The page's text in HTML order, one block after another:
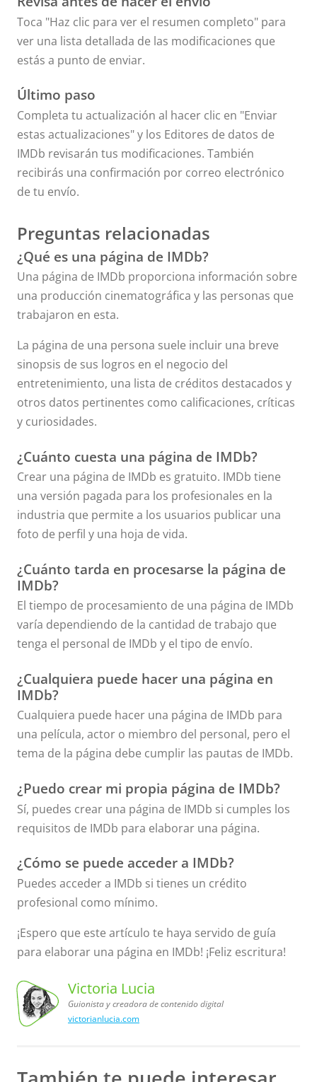
Toca "Haz clic para ver el resumen completo" para
ver una lista detallada de las modificaciones que
estás a punto de enviar.
Último paso
Completa tu actualización al hacer clic en "Enviar
estas actualizaciones" y los Editores de datos de
IMDb revisarán tus modificaciones. También
recibirás una confirmación por correo electrónico
de tu envío.
Preguntas relacionadas
¿Qué es una página de IMDb?
Una página de IMDb proporciona información sobre
una producción cinematográfica y las personas que
trabajaron en esta.
La página de una persona suele incluir una breve
sinopsis de sus logros en el negocio del
entretenimiento, una lista de créditos destacados y
otros datos pertinentes como calificaciones, críticas
y curiosidades.
¿Cuánto cuesta una página de IMDb?
Crear una página de IMDb es gratuito. IMDb tiene
una versión pagada para los profesionales en la
industria que permite a los usuarios publicar una
foto de perfil y una hoja de vida.
¿Cuánto tarda en procesarse la página de
IMDb?
El tiempo de procesamiento de una página de IMDb
varía dependiendo de la cantidad de trabajo que
tenga el personal de IMDb y el tipo de envío.
¿Cualquiera puede hacer una página en
IMDb?
Cualquiera puede hacer una página de IMDb para
una película, actor o miembro del personal, pero el
tema de la página debe cumplir las pautas de IMDb.
¿Puedo crear mi propia página de IMDb?
Sí, puedes crear una página de IMDb si cumples los
requisitos de IMDb para elaborar una página.
¿Cómo se puede acceder a IMDb?
Puedes acceder a IMDb si tienes un crédito
profesional como mínimo.
¡Espero que este artículo te haya servido de guía
para elaborar una página en IMDb! ¡Feliz escritura!
Victoria
Lucia,
Guionista
y creadora
de contenido
digital
Victoria Lucia
Guionista y creadora de contenido digital
victorianlucia.com